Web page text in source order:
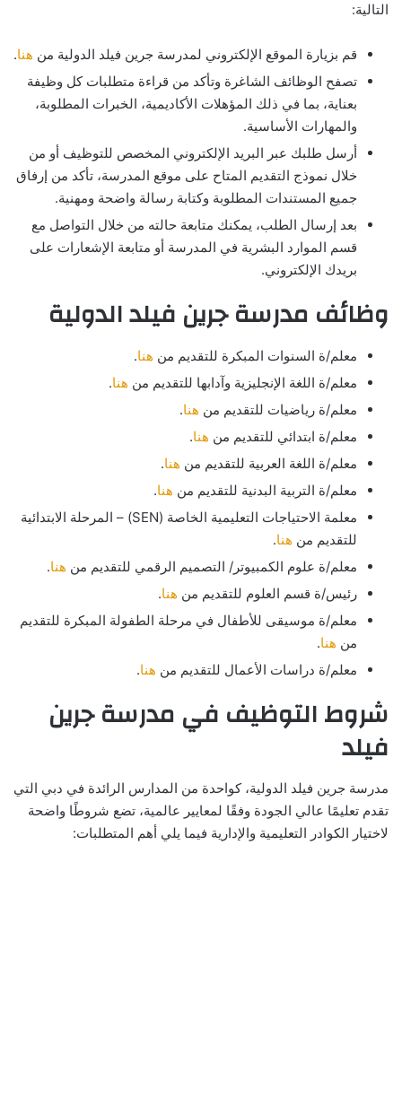
التالية:
قم بزيارة الموقع الإلكتروني لمدرسة جرين فيلد الدولية من هنا.
تصفح الوظائف الشاغرة وتأكد من قراءة متطلبات كل وظيفة
بعناية، بما في ذلك المؤهلات الأكاديمية، الخبرات المطلوبة،
والمهارات الأساسية.
أرسل طلبك عبر البريد الإلكتروني المخصص للتوظيف أو من
خلال نموذج التقديم المتاح على موقع المدرسة، تأكد من إرفاق
جميع المستندات المطلوبة وكتابة رسالة واضحة ومهنية.
بعد إرسال الطلب، يمكنك متابعة حالته من خلال التواصل مع
قسم الموارد البشرية في المدرسة أو متابعة الإشعارات على
بريدك الإلكتروني.
وظائف مدرسة جرين فيلد الدولية
معلم/ة السنوات المبكرة للتقديم من هنا.
معلم/ة اللغة الإنجليزية وآدابها للتقديم من هنا.
معلم/ة رياضيات للتقديم من هنا.
معلم/ة ابتدائي للتقديم من هنا.
معلم/ة اللغة العربية للتقديم من هنا.
معلم/ة التربية البدنية للتقديم من هنا.
معلمة الاحتياجات التعليمية الخاصة (SEN) – المرحلة الابتدائية
للتقديم من هنا.
معلم/ة علوم الكمبيوتر/ التصميم الرقمي للتقديم من هنا.
رئيس/ة قسم العلوم للتقديم من هنا.
معلم/ة موسيقى للأطفال في مرحلة الطفولة المبكرة للتقديم
من هنا.
معلم/ة دراسات الأعمال للتقديم من هنا.
شروط التوظيف في مدرسة جرين
فيلد
مدرسة جرين فيلد الدولية، كواحدة من المدارس الرائدة في دبي التي
تقدم تعليمًا عالي الجودة وفقًا لمعايير عالمية، تضع شروطًا واضحة
لاختيار الكوادر التعليمية والإدارية فيما يلي أهم المتطلبات: